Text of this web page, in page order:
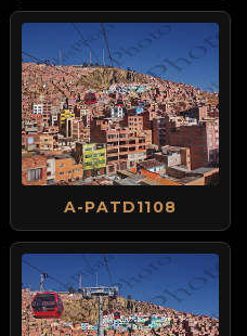
A-PATD1108